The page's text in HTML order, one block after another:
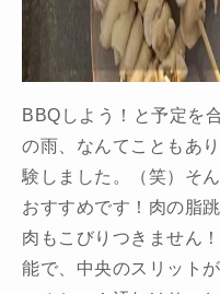
BBQしよう！と予定を
の雨、なんてこともあ
験しました。（笑）そ
おすすめです！肉の脂
肉もこびりつきません
能で、中央のスリット